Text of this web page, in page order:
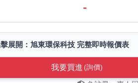
-
展開：旭東環保科技 完整即時報價表
我要買進 (詢價)